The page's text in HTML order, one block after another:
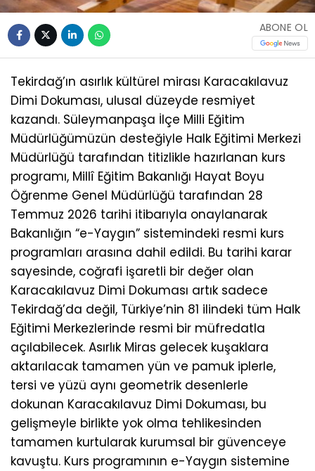
ABONE OL
Tekirdağ’ın asırlık kültürel mirası Karacakılavuz
Dimi Dokuması, ulusal düzeyde resmiyet
kazandı. Süleymanpaşa İlçe Milli Eğitim
Müdürlüğümüzün desteğiyle Halk Eğitimi Merkezi
Müdürlüğü tarafından titizlikle hazırlanan kurs
programı, Millî Eğitim Bakanlığı Hayat Boyu
Öğrenme Genel Müdürlüğü tarafından 28
Temmuz 2026 tarihi itibarıyla onaylanarak
Bakanlığın “e-Yaygın” sistemindeki resmi kurs
programları arasına dahil edildi. Bu tarihi karar
sayesinde, coğrafi işaretli bir değer olan
Karacakılavuz Dimi Dokuması artık sadece
Tekirdağ’da değil, Türkiye’nin 81 ilindeki tüm Halk
Eğitimi Merkezlerinde resmi bir müfredatla
açılabilecek. Asırlık Miras gelecek kuşaklara
aktarılacak tamamen yün ve pamuk iplerle,
tersi ve yüzü aynı geometrik desenlerle
dokunan Karacakılavuz Dimi Dokuması, bu
gelişmeyle birlikte yok olma tehlikesinden
tamamen kurtularak kurumsal bir güvenceye
kavuştu. Kurs programının e-Yaygın sistemine